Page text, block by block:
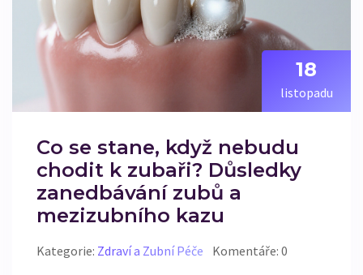
18
listopadu
Co se stane, když nebudu
chodit k zubaři? Důsledky
zanedbávání zubů a
mezizubního kazu
Kategorie: Zdraví a Zubní Péče Komentáře: 0